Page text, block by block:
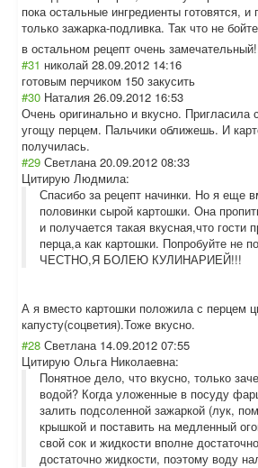
пока остальные ингредиенты готовятся, и
только зажарка-подливка. Так что не
в остальном рецепт очень
#31 николай 28.09.2012 14:16
готовым перчиком 150 закусить
#30 Наталия 26.09.2012 16:53
Очень оригинально и вкусно. Пригласила
угощу перцем. Пальчики оближешь. И
получилась.
#29 Светлана 20.09.2012 08:33
Цитирую Людмила:
Спасибо за рецепт начинки. Но я еще
половинки сырой картошки. Она
и получается такая вкусная,что гости
перца,а как картошки. Попробуйте не
ЧЕСТНО,Я БОЛЕЮ КУЛИНАРИЕЙ!!!
А я вместо картошки положила с перцем
капусту(соцветия).Тоже вкусно.
#28 Светлана 14.09.2012 07:55
Цитирую Ольга Николаевна:
Понятное дело, что вкусно, только
водой? Когда уложенные в посуду
залить подсоленной зажаркой (лук,
крышкой и поставить на медленный
свой сок и жидкости вполне
достаточно жидкости, поэтому воду